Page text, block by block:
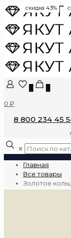
0
0
0 ₽
8 800 234 45
✕
Главная
Все товары
Золотое
скидка 43%